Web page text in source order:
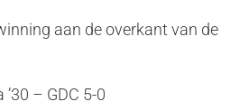
aan de overkant van de
– GDC 5-0